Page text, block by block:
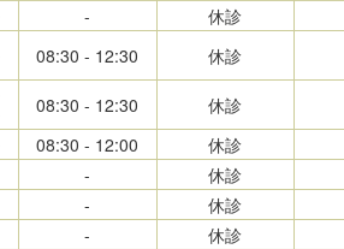
- 休診
08:30 - 12:30 休診
08:30 - 12:30 休診
08:30 - 12:00 休診
- 休診
- 休診
- 休診